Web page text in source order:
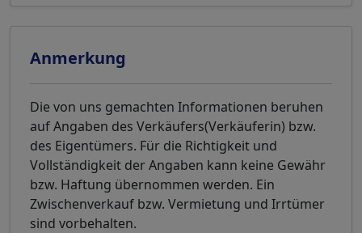
Anmerkung
Die von uns gemachten Informationen beruhen
auf Angaben des Verkäufers(Verkäuferin) bzw.
des Eigentümers. Für die Richtigkeit und
Vollständigkeit der Angaben kann keine Gewähr
bzw. Haftung übernommen werden. Ein
Zwischenverkauf bzw. Vermietung und Irrtümer
sind vorbehalten.